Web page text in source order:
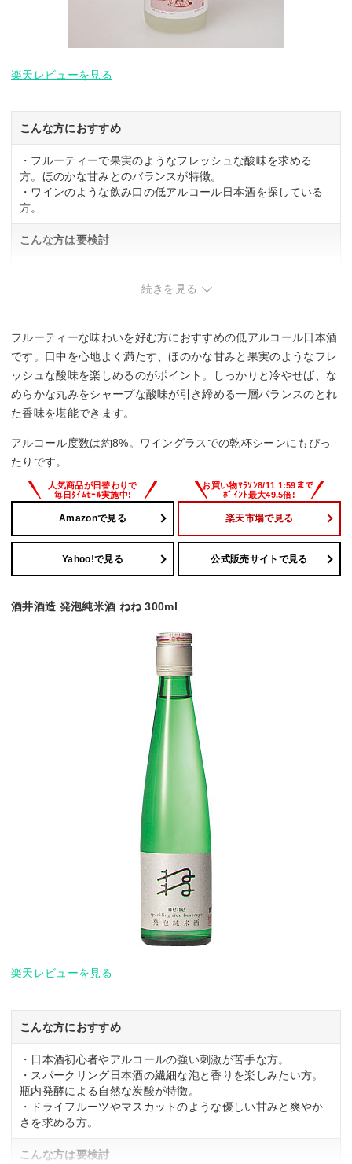
楽天レビューを見る
こんな方におすすめ
・フルーティーで果実のようなフレッシュな酸味を求める
方。ほのかな甘みとのバランスが特徴。
・ワインのような飲み口の低アルコール日本酒を探している
方。
こんな方は要検討
続きを見る
フルーティーな味わいを好む方におすすめの低アルコール日本酒
です。口中を心地よく満たす、ほのかな甘みと果実のようなフレ
ッシュな酸味を楽しめるのがポイント。しっかりと冷やせば、な
めらかな丸みをシャープな酸味が引き締める一層バランスのとれ
た香味を堪能できます。
アルコール度数は約8%。ワイングラスでの乾杯シーンにもぴっ
たりです。
Amazonで見る 楽天市場で見る
Yahoo!で見る 公式販売サイトで見る
酒井酒造 発泡純米酒 ねね 300ml
楽天レビューを見る
こんな方におすすめ
・日本酒初心者やアルコールの強い刺激が苦手な方。
・スパークリング日本酒の繊細な泡と香りを楽しみたい方。
瓶内発酵による自然な炭酸が特徴。
・ドライフルーツやマスカットのような優しい甘みと爽やか
さを求める方。
こんな方は要検討